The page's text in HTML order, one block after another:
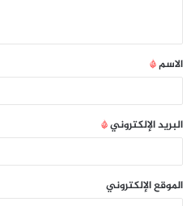
الاسم*
البريد الإلكتروني*
الموقع الإلكتروني